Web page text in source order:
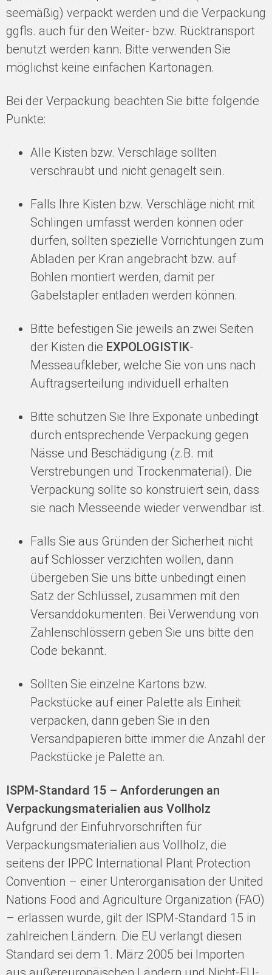
seemäßig) verpackt werden und die Verpackung
ggfls. auch für den Weiter- bzw. Rücktransport
benutzt werden kann. Bitte verwenden Sie
möglichst keine einfachen Kartonagen.
Bei der Verpackung beachten Sie bitte folgende
Punkte:
Alle Kisten bzw. Verschläge sollten
verschraubt und nicht genagelt sein.
Falls Ihre Kisten bzw. Verschläge nicht mit
Schlingen umfasst werden können oder
dürfen, sollten spezielle Vorrichtungen zum
Abladen per Kran angebracht bzw. auf
Bohlen montiert werden, damit per
Gabelstapler entladen werden können.
Bitte befestigen Sie jeweils an zwei Seiten
der Kisten die EXPOLOGISTIK-
Messeaufkleber, welche Sie von uns nach
Auftragserteilung individuell erhalten
Bitte schützen Sie Ihre Exponate unbedingt
durch entsprechende Verpackung gegen
Nässe und Beschädigung (z.B. mit
Verstrebungen und Trockenmaterial). Die
Verpackung sollte so konstruiert sein, dass
sie nach Messeende wieder verwendbar ist.
Falls Sie aus Gründen der Sicherheit nicht
auf Schlösser verzichten wollen, dann
übergeben Sie uns bitte unbedingt einen
Satz der Schlüssel, zusammen mit den
Versanddokumenten. Bei Verwendung von
Zahlenschlössern geben Sie uns bitte den
Code bekannt.
Sollten Sie einzelne Kartons bzw.
Packstücke auf einer Palette als Einheit
verpacken, dann geben Sie in den
Versandpapieren bitte immer die Anzahl der
Packstücke je Palette an.
ISPM-Standard 15 – Anforderungen an
Verpackungsmaterialien aus Vollholz
Aufgrund der Einfuhrvorschriften für
Verpackungsmaterialien aus Vollholz, die
seitens der IPPC International Plant Protection
Convention – einer Unterorganisation der United
Nations Food and Agriculture Organization (FAO)
– erlassen wurde, gilt der ISPM-Standard 15 in
zahlreichen Ländern. Die EU verlangt diesen
Standard sei dem 1. März 2005 bei Importen